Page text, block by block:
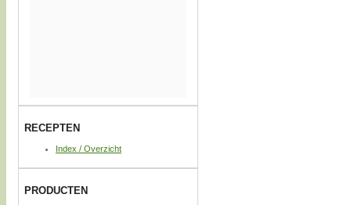
RECEPTEN
Index / Overzicht
PRODUCTEN